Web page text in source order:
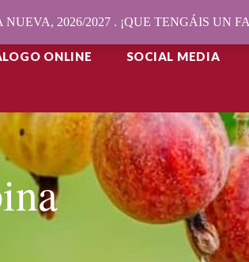
ONLINE SOCIAL MEDIA
2026/2027 . ¡QUE TENGÁIS UN